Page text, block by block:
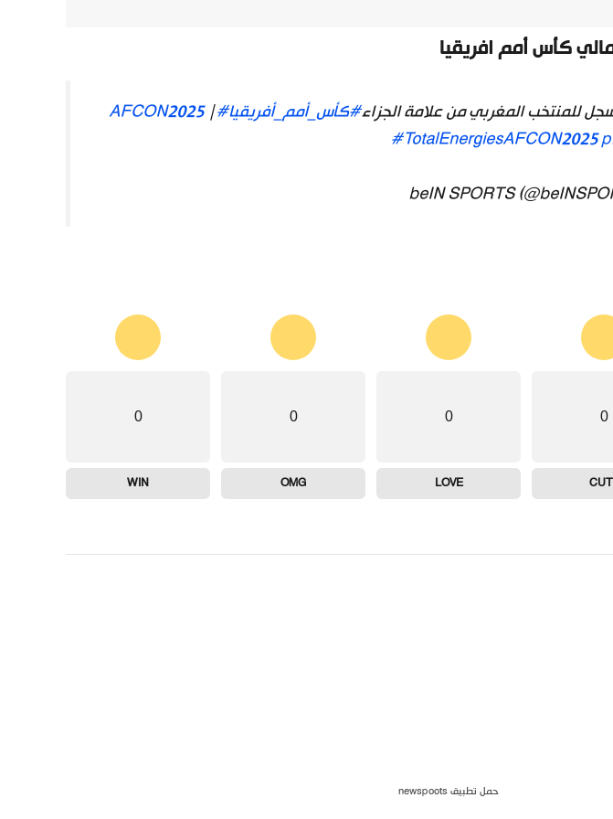
#كأس_أمم_أفريقيا#AFCON2025
|
#TotalEnergiesAFCON2025
0
0
LOVE
0
OMG
0
WIN
حمل تطبيق newspoots